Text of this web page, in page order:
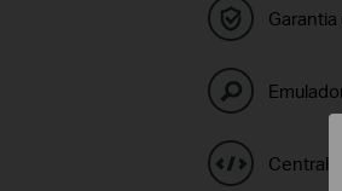
Garantia
Central